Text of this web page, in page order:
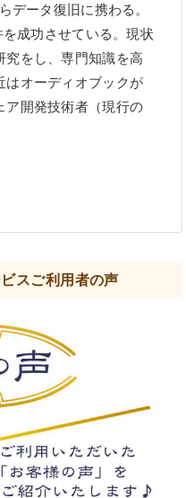
データ復旧に携わる。
成功させている。現状
究をし、専門知識を高
はオーディオブックが
ア開発技術者（現行の
スご利用者の声